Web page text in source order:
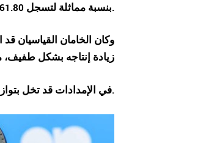
بنسبة مماثلة لتسجل 61.80 دولارًا للبرميل.
زيادة إنتاجه بشكل طفيف،
في الإمدادات قد تخل بتوازن السوق.